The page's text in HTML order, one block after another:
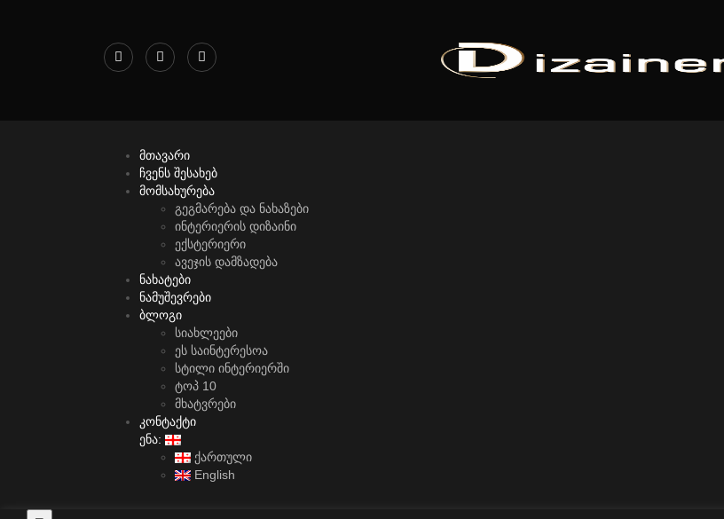
მთავარი
ჩვენს შესახებ
მომსახურება
გეგმარება და ნახაზები
ინტერიერის დიზაინი
ექსტერიერი
ავეჯის დამზადება
ნახატები
ნამუშევრები
ბლოგი
სიახლეები
ეს საინტერესოა
სტილი ინტერიერში
ტოპ 10
მხატვრები
კონტაქტი
ენა:
ქართული
English